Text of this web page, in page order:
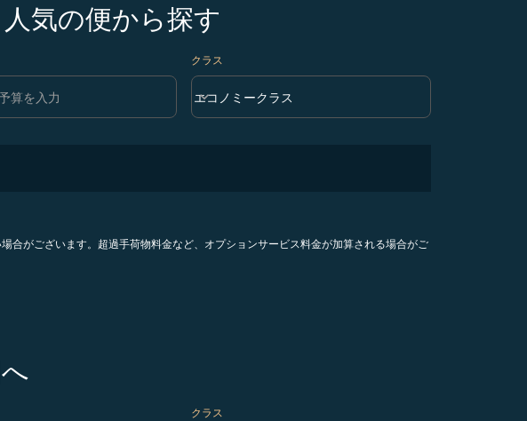
気の便から探す
クラス
クラス option エコノミークラス Selected
エコノミークラス
keyboard_arrow_down
がございます。超過手荷物料金など、オプションサービス料金が加算される場合がご
クラス